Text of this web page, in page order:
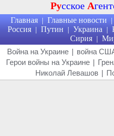
Русское А
Главная | Главные новости |
Россия | Путин | Украина |
Сирия |
Война на Украине | война
Герои войны на Украине |
Николай Левашов |